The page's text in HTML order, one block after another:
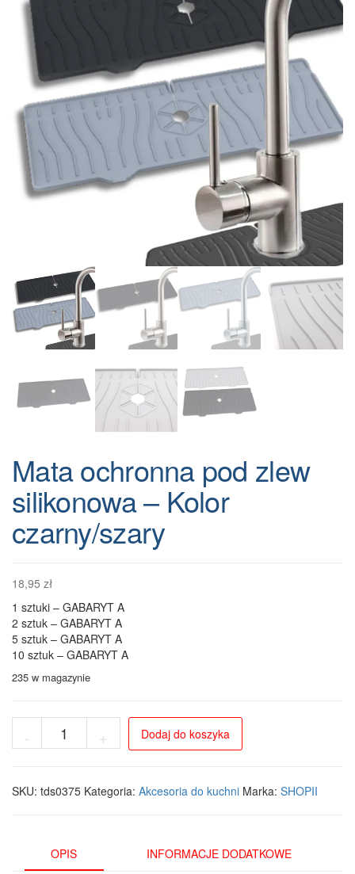
Mata ochronna pod zlew
silikonowa – Kolor
czarny/szary
18,95 zł
1 sztuki – GABARYT A
2 sztuk – GABARYT A
5 sztuk – GABARYT A
10 sztuk – GABARYT A
235 w magazynie
-
Mata
zlew
czarny/szary
+ Dodaj do koszyka
SKU: tds0375 Kategoria: Akcesoria do kuchni Marka: SHOPII
OPIS INFORMACJE DODATKOWE